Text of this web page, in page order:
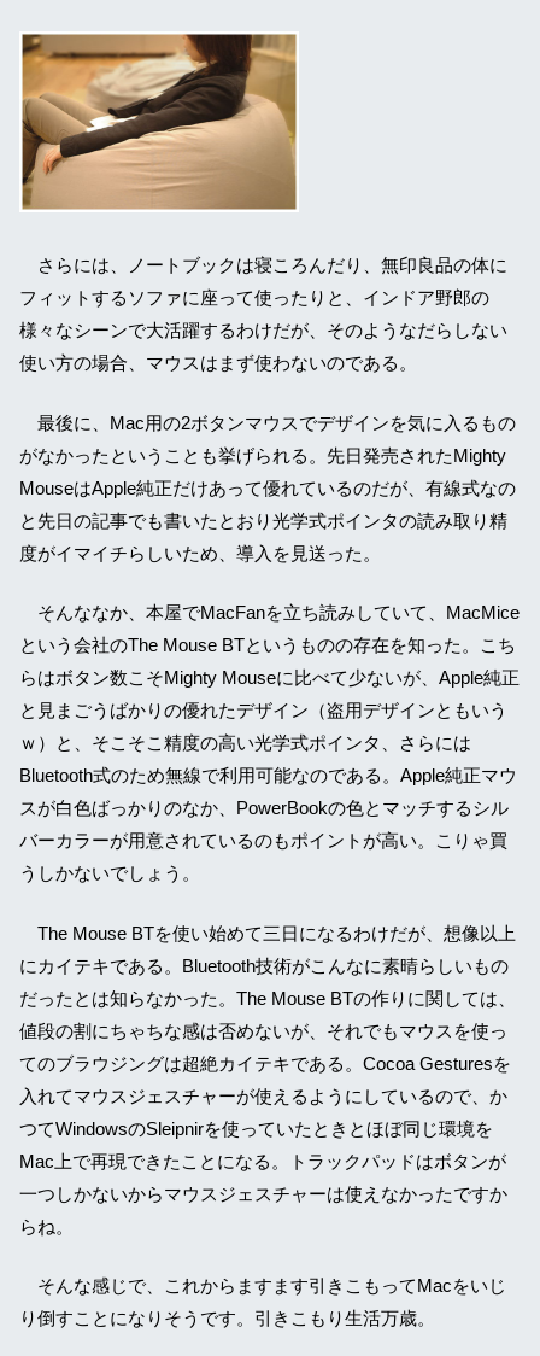
さらには、ノートブックは寝ころんだり、無印良品の体に
フィットするソファに座って使ったりと、インドア野郎の
様々なシーンで大活躍するわけだが、そのようなだらしない
使い方の場合、マウスはまず使わないのである。
最後に、Mac用の2ボタンマウスでデザインを気に入るもの
がなかったということも挙げられる。先日発売されたMighty
MouseはApple純正だけあって優れているのだが、有線式なの
と先日の記事でも書いたとおり光学式ポインタの読み取り精
度がイマイチらしいため、導入を見送った。
そんななか、本屋でMacFanを立ち読みしていて、MacMice
という会社のThe Mouse BTというものの存在を知った。こち
らはボタン数こそMighty Mouseに比べて少ないが、Apple純正
と見まごうばかりの優れたデザイン（盗用デザインともいう
ｗ）と、そこそこ精度の高い光学式ポインタ、さらには
Bluetooth式のため無線で利用可能なのである。Apple純正マウ
スが白色ばっかりのなか、PowerBookの色とマッチするシル
バーカラーが用意されているのもポイントが高い。こりゃ買
うしかないでしょう。
The Mouse BTを使い始めて三日になるわけだが、想像以上
にカイテキである。Bluetooth技術がこんなに素晴らしいもの
だったとは知らなかった。The Mouse BTの作りに関しては、
値段の割にちゃちな感は否めないが、それでもマウスを使っ
てのブラウジングは超絶カイテキである。Cocoa Gesturesを
入れてマウスジェスチャーが使えるようにしているので、か
つてWindowsのSleipnirを使っていたときとほぼ同じ環境を
Mac上で再現できたことになる。トラックパッドはボタンが
一つしかないからマウスジェスチャーは使えなかったですか
らね。
そんな感じで、これからますます引きこもってMacをいじ
り倒すことになりそうです。引きこもり生活万歳。